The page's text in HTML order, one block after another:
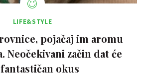
LIFE&STYLE
pojačaj im aromu
Neočekivani začin dat će
okus